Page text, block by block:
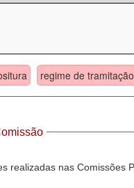
regime de tramitação
realizadas nas Comissões